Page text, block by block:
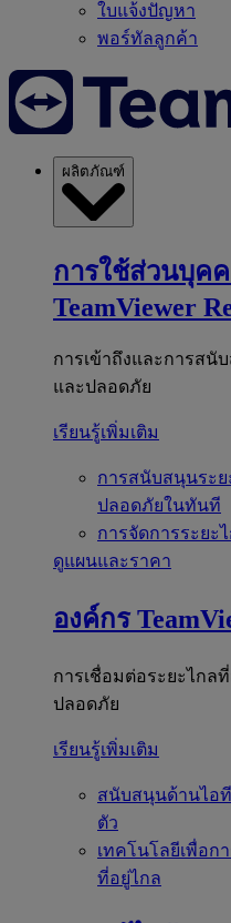
ใบแจ้งปัญหา
พอร์ทัลลูกค้า
ผลิตภัณฑ์
การใช้ส่วนบุค
TeamViewer
การเข้าถึงและการสนั
และปลอดภัย
เรียนรู้เพิ่มเติม
การสนับสนุนระย
ปลอดภัยในทันที
การจัดการระยะ
ดูแผนและราคา
องค์กร
การเชื่อมต่อระยะไกล
ปลอดภัย
เรียนรู้เพิ่มเติม
สนับสนุนด้านไอ
ตัว
เทคโนโลยีเพื่อก
ที่อยู่ไกล